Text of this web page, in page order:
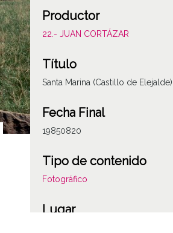
Productor
22.- JUAN CORTÁZAR
Título
Santa Marina (Castillo de Elejalde)
Fecha Final
19850820
Tipo de contenido
Fotográfico
Lugar